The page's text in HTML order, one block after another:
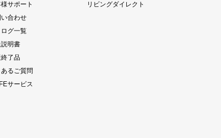
サポート
合わせ
グ一覧
明書
了品
るご質問
サービス
リビングダイレクト